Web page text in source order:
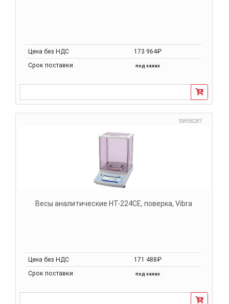
Цена без НДС
173 964₽
Срок поставки
под заказ
SW58287
Весы аналитические HT-224CE, поверка, Vibra
Цена без НДС
171 488₽
Срок поставки
под заказ